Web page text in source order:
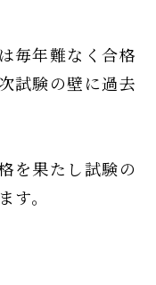
毎年難なく合格
試験の壁に過去
を果たし試験の
。